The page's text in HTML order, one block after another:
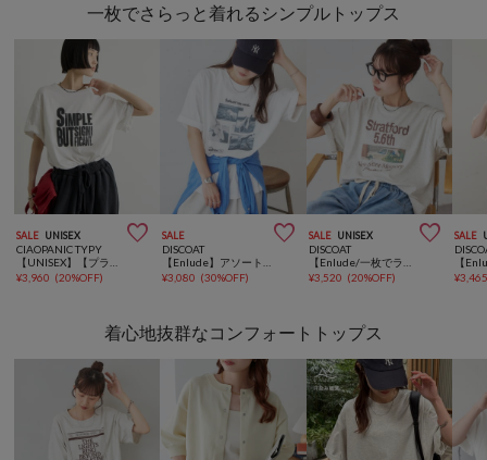
一枚でさらっと着れるシンプルトップス
SALE UNISEX 
CIAOPANIC TYPY
¥3,960 (20%OFF)
SALE 
DISCOAT
¥3,080 (30%OFF)
SALE UNISEX 
DISCOAT
¥3,520 (20%OFF)
SALE
¥
着心地抜群なコンフォートトップス